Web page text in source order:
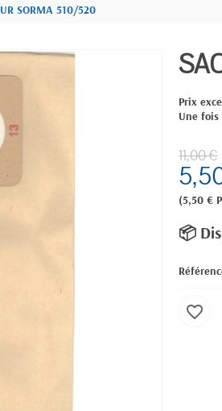
SORMA 510/520
Prix
Une
11,00 €
(5,50 €
📦
favorite_border